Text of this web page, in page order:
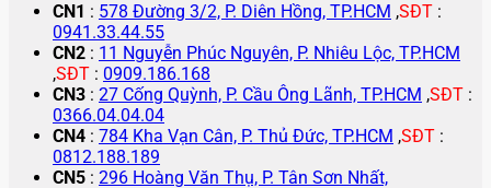
CN1 : 578 Đường 3/2, P. Diên Hồng, TP.HCM ,SĐT :
0941.33.44.55
CN2 : 11 Nguyễn Phúc Nguyên, P. Nhiêu Lộc, TP.HCM
,SĐT : 0909.186.168
CN3 : 27 Cống Quỳnh, P. Cầu Ông Lãnh, TP.HCM ,SĐT :
0366.04.04.04
CN4 : 784 Kha Vạn Cân, P. Thủ Đức, TP.HCM ,SĐT :
0812.188.189
CN5 : 296 Hoàng Văn Thụ, P. Tân Sơn Nhất,